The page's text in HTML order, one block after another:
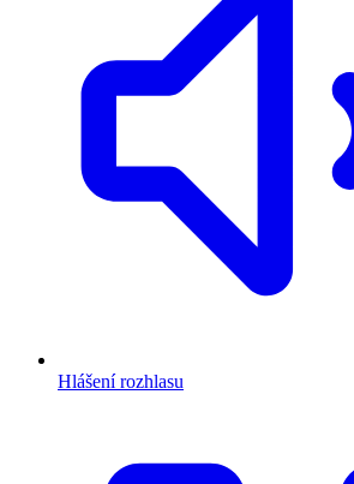
Hlášení rozhlasu